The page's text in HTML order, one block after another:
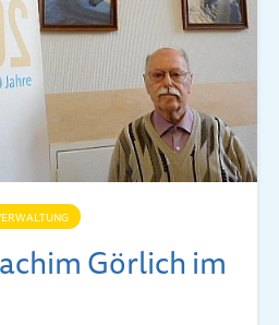
Görlich im